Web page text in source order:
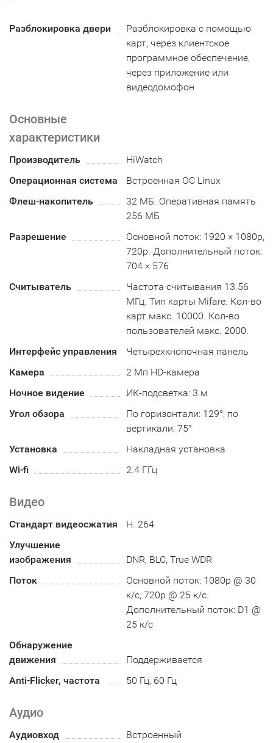
Разблокировка двери
Разблокировка с помощью
карт, через клиентское
программное обеспечение,
через приложение или
видеодомофон
Основные
характеристики
Производитель
HiWatch
Операционная система
Встроенная ОС Linux
Флеш-накопитель
32 МБ. Оперативная память
256 МБ
Разрешение
Основной поток: 1920 × 1080p,
720p. Дополнительный поток:
704 × 576
Считыватель
Частота считывания 13.56
МГц. Тип карты Mifare. Кол-во
карт макс. 10000. Кол-во
пользователей макс. 2000.
Интерфейс управления
Четырехкнопочная панель
Камера
2 Мп HD-камера
Ночное видение
ИК-подсветка: 3 м
Угол обзора
По горизонтали: 129°; по
вертикали: 75°
Установка
Накладная установка
Wi-fi
2.4 ГГц
Видео
Стандарт видеосжатия
H. 264
Улучшение
изображения
DNR, BLC, True WDR
Поток
Основной поток: 1080p @ 30
к/с, 720p @ 25 к/с.
Дополнительный поток: D1 @
25 к/с
Обнаружение
движения
Поддерживается
Anti-Flicker, частота
50 Гц, 60 Гц
Аудио
Аудиовход
Встроенный